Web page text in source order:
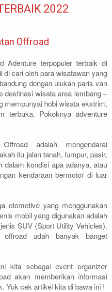
2022
Offroad
Adenture terpopuler terbaik di
di cari oleh para wisatawan yang
dengan ulukan paris van
destinasi wisata area lembang –
mempunyai hobi wisata ekstrim,
terbuka. Pokoknya adventure
adalah mengendarai
itu jalan tanah, lumpur, pasir,
dalam kondisi apa adanya, atau
kendaraan bermotor di luar
otomotive yang menggunakan
mobil yang digunakan adalah
SUV (Sport Utility Vehicles).
udah banyak banget
kita sebagai event organizer
akan memberikan informasi
Yuk cek artikel kita di bawa ini !